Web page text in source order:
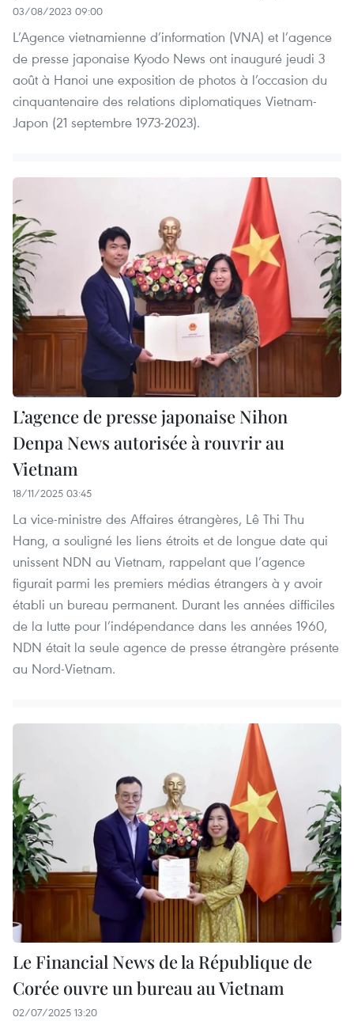
03/08/2023 09:00
L’Agence vietnamienne d’information (VNA) et l’agence
de presse japonaise Kyodo News ont inauguré jeudi 3
août à Hanoi une exposition de photos à l’occasion du
cinquantenaire des relations diplomatiques Vietnam-
Japon (21 septembre 1973-2023).
L’agence de presse japonaise Nihon
Denpa News autorisée à rouvrir au
Vietnam
18/11/2025 03:45
La vice-ministre des Affaires étrangères, Lê Thi Thu
Hang, a souligné les liens étroits et de longue date qui
unissent NDN au Vietnam, rappelant que l’agence
figurait parmi les premiers médias étrangers à y avoir
établi un bureau permanent. Durant les années difficiles
de la lutte pour l’indépendance dans les années 1960,
NDN était la seule agence de presse étrangère présente
au Nord-Vietnam.
Le Financial News de la République de
Corée ouvre un bureau au Vietnam
02/07/2025 13:20